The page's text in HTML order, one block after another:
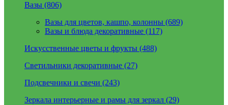
Вазы (806)
Вазы для цветов, кашпо, колонны (689)
Вазы и блюда декоративные (117)
Искусственные цветы и фрукты (488)
Светильники декоративные (27)
Подсвечники и свечи (243)
Зеркала интерьерные и рамы для зеркал (29)